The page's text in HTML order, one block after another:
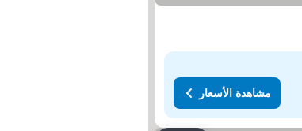
مشاهدة الأسعار